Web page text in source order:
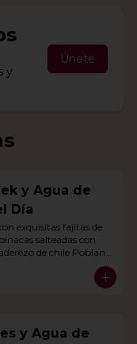
y
Únete
y Agua de
Día
exquisitas fajitas de
salteadas con
de chile Poblano.
y Agua de